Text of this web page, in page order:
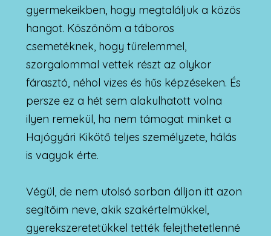
gyermekeikben, hogy megtaláljuk a közös
hangot. Köszönöm a táboros
csemetéknek, hogy türelemmel,
szorgalommal vettek részt az olykor
fárasztó, néhol vizes és hűs képzéseken. És
persze ez a hét sem alakulhatott volna
ilyen remekül, ha nem támogat minket a
Hajógyári Kikötő teljes személyzete, hálás
is vagyok érte.
Végül, de nem utolsó sorban álljon itt azon
segítőim neve, akik szakértelmükkel,
gyerekszeretetükkel tették felejthetetlenné